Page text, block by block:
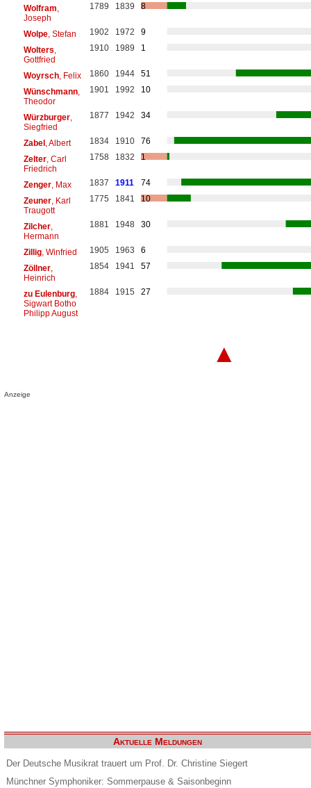
Wolfram
Joseph
1789 1839 8
Wolpe, Stefan 1902 1972
9
Wolters
Gottfried
1910 1989 1
Woyrsch, Felix 1860 1944
51
Wünschmann,
Theodor
1901 1992 10
Würzburger,
Siegfried
1877 1942 34
Zabel, Albert 1834 1910
76
Zelter, Carl
Friedrich
1758 1832 1
Zenger, Max 1837 1911
74
Zeuner, Karl
Traugott
1775 1841 10
Zilcher,
Hermann
1881 1948 30
Zillig, Winfried 1905 1963
6
Zöllner,
Heinrich
1854 1941 57
zu Eulenburg,
Sigwart Botho
Philipp August
1884 1915 27
▲
Anzeige
Aktuelle Meldungen
Der Deutsche Musikrat trauert um Prof. Dr. Christine Siegert
Münchner Symphoniker: Sommerpause & Saisonbeginn